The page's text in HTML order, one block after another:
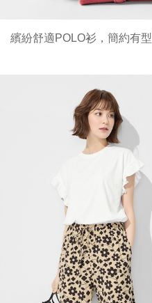
繽紛舒適POLO衫，簡約有型